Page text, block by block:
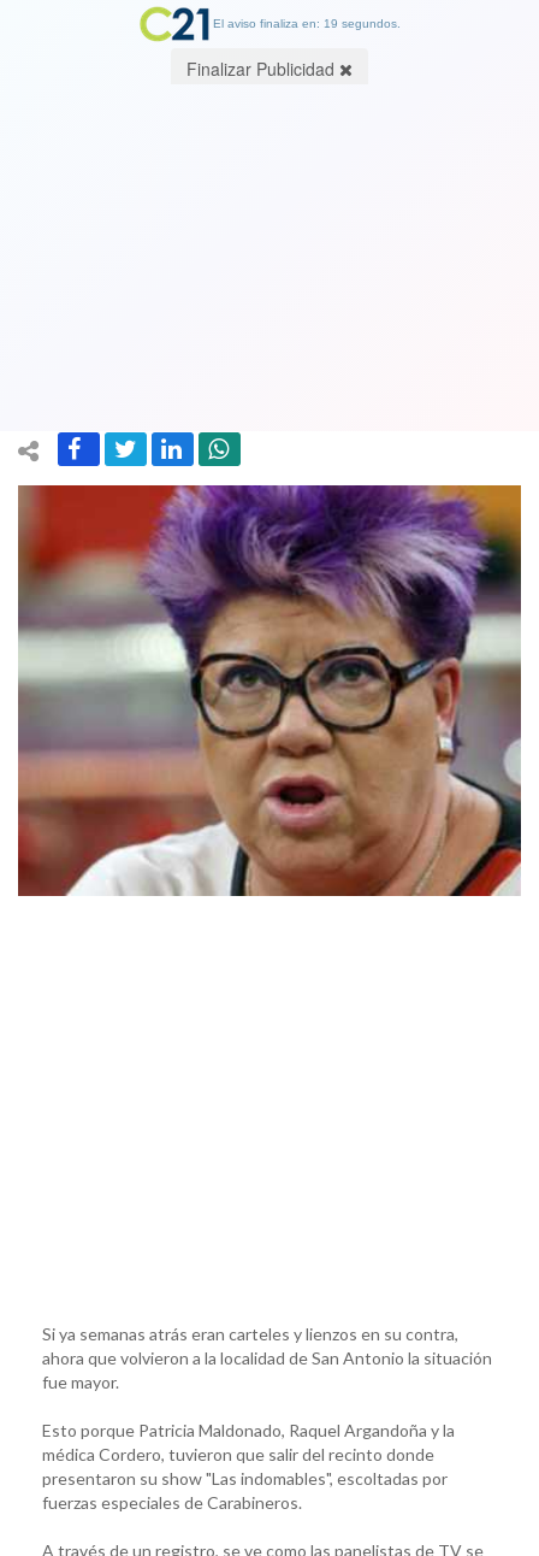
Si ya semanas atrás eran carteles y lienzos en su contra,
ahora que volvieron a la localidad de San Antonio la situación
fue mayor.
Esto porque Patricia Maldonado, Raquel Argandoña y la
médica Cordero, tuvieron que salir del recinto donde
presentaron su show "Las indomables", escoltadas por
fuerzas especiales de Carabineros.
A través de un registro, se ve como las panelistas de TV se
El aviso finaliza en: 19 segundos.
Finalizar Publicidad